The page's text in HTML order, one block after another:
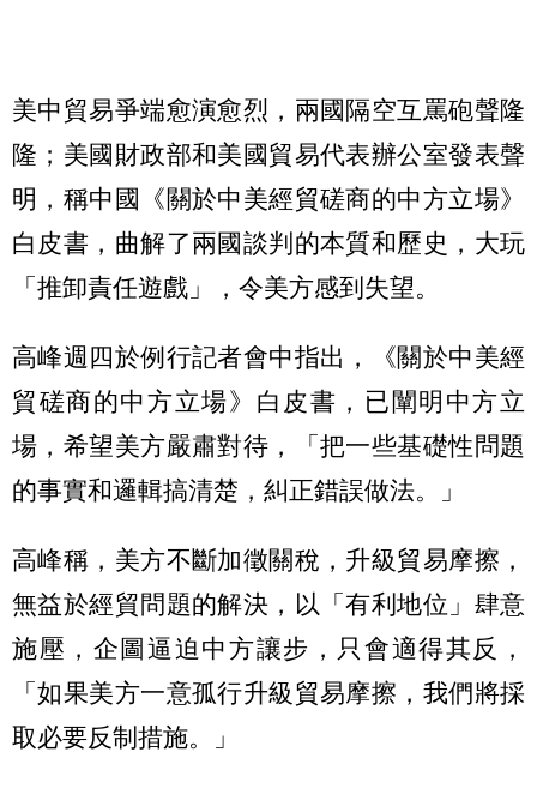
美中貿易爭端愈演愈烈，兩國隔空互罵砲聲隆
隆；美國財政部和美國貿易代表辦公室發表聲
明，稱中國《關於中美經貿磋商的中方立場》
白皮書，曲解了兩國談判的本質和歷史，大玩
「推卸責任遊戲」，令美方感到失望。
高峰週四於例行記者會中指出，《關於中美經
貿磋商的中方立場》白皮書，已闡明中方立
場，希望美方嚴肅對待，「把一些基礎性問題
的事實和邏輯搞清楚，糾正錯誤做法。」
高峰稱，美方不斷加徵關稅，升級貿易摩擦，
無益於經貿問題的解決，以「有利地位」肆意
施壓，企圖逼迫中方讓步，只會適得其反，
「如果美方一意孤行升級貿易摩擦，我們將採
取必要反制措施。」